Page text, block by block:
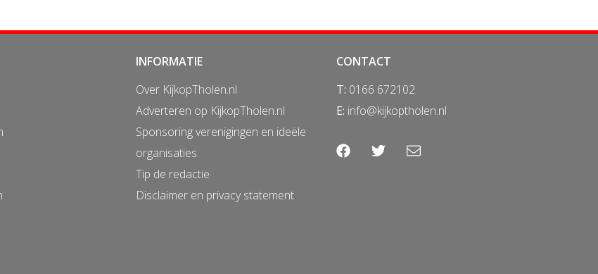
INFORMATIE
Over KijkopTholen.nl
Adverteren op KijkopTholen.nl
Sponsoring verenigingen en ideële
organisaties
Tip de redactie
Disclaimer en privacy statement
CONTACT
T: 0166 672102
E: info@kijkoptholen.nl